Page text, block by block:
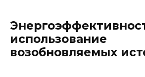
использование
возобновляемых